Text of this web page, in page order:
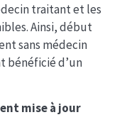
traitant et les
Ainsi, début
sans médecin
bénéficié d’un
mise à jour